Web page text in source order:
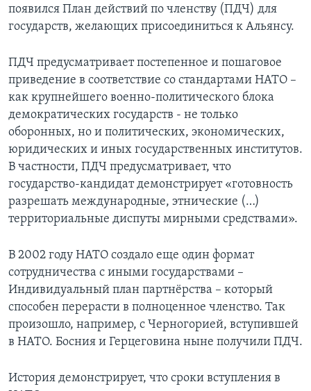
появился План действий по членству (ПДЧ) для
государств, желающих присоединиться к Альянсу.
ПДЧ предусматривает постепенное и пошаговое
приведение в соответствие со стандартами НАТО –
как крупнейшего военно-политического блока
демократических государств - не только
оборонных, но и политических, экономических,
юридических и иных государственных институтов.
В частности, ПДЧ предусматривает, что
государство-кандидат демонстрирует «готовность
разрешать международные, этнические (…)
территориальные диспуты мирными средствами».
В 2002 году НАТО создало еще один формат
сотрудничества с иными государствами –
Индивидуальный план партнёрства – который
способен перерасти в полноценное членство. Так
произошло, например, с Черногорией, вступившей
в НАТО. Босния и Герцеговина ныне получили ПДЧ.
История демонстрирует, что сроки вступления в